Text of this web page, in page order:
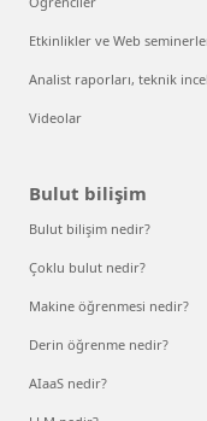
Etkinlikler ve Web
Analist raporları, teknik
Videolar
Bulut bilişim
Bulut bilişim nedir?
Çoklu bulut nedir?
Makine öğrenmesi nedir?
Derin öğrenme nedir?
AIaaS nedir?